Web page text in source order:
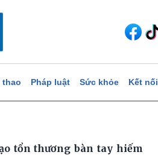
thao Pháp luật Sức khỏe Kết nối
tổn thương bàn tay hiếm